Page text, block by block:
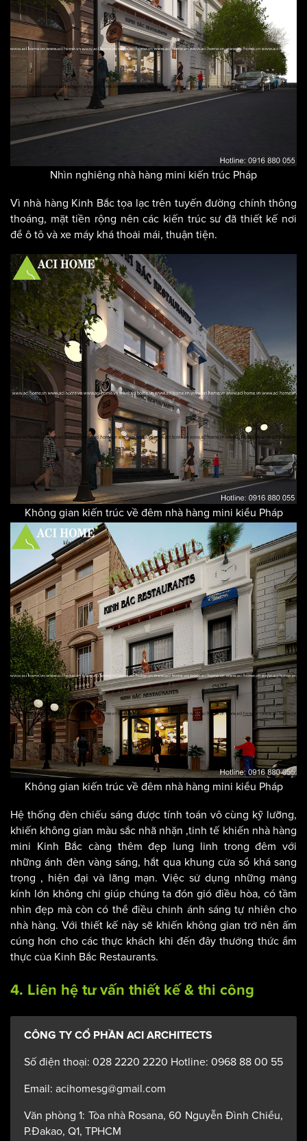
Nhìn nghiêng nhà hàng mini kiến trúc Pháp
Vì nhà hàng Kinh Bắc tọa lạc trên tuyến đường chính thông
thoáng, mặt tiền rộng nên các kiến trúc sư đã thiết kế nơi
để ô tô và xe máy khá thoải mái, thuận tiện.
Không gian kiến trúc về đêm nhà hàng mini kiểu Pháp
Không gian kiến trúc về đêm nhà hàng mini kiểu Pháp
Hệ thống đèn chiếu sáng được tính toán vô cùng kỹ lưỡng,
khiến không gian màu sắc nhã nhặn ,tinh tế khiến nhà hàng
mini Kinh Bắc càng thêm đẹp lung linh trong đêm với
những ánh đèn vàng sáng, hắt qua khung cửa sổ khá sang
trọng , hiện đại và lãng mạn. Việc sử dụng những mảng
kính lớn không chỉ giúp chúng ta đón gió điều hòa, có tầm
nhìn đẹp mà còn có thể điều chỉnh ánh sáng tự nhiên cho
nhà hàng. Với thiết kế này sẽ khiến không gian trở nên ấm
cúng hơn cho các thực khách khi đến đây thưởng thức ẩm
thực của Kinh Bắc Restaurants.
4. Liên hệ tư vấn thiết kế & thi công
CÔNG TY CỔ PHẦN ACI ARCHITECTS
Số điện thoại: 028 2220 2220 Hotline: 0968 88 00 55
Email: acihomesg@gmail.com
Văn phòng 1: Tòa nhà Rosana, 60 Nguyễn Đình Chiểu,
P.Đakao, Q1, TPHCM